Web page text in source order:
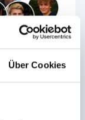
Über Cookies